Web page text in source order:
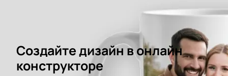
Создайте дизайн в онлайн
конструкторе